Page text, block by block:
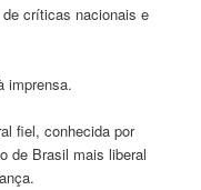
críticas nacionais e
imprensa.
fiel, conhecida por
de Brasil mais liberal